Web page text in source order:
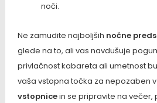
noči.
Ne zamudite najboljših nočne
glede na to, ali vas navdušuje
privlačnost kabareta ali umetnost
vaša vstopna točka za nepozaben
vstopnicein se pripravite na večer,